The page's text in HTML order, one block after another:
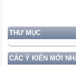
THƯ MỤC
CÁC Ý KIẾN MỚI